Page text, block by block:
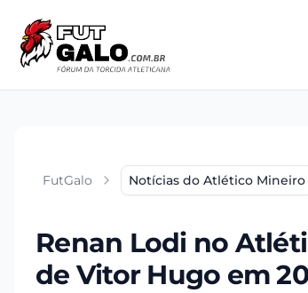
FutGalo Notícias do Atlético Mineiro
Renan Lodi no
de Vitor Hugo em